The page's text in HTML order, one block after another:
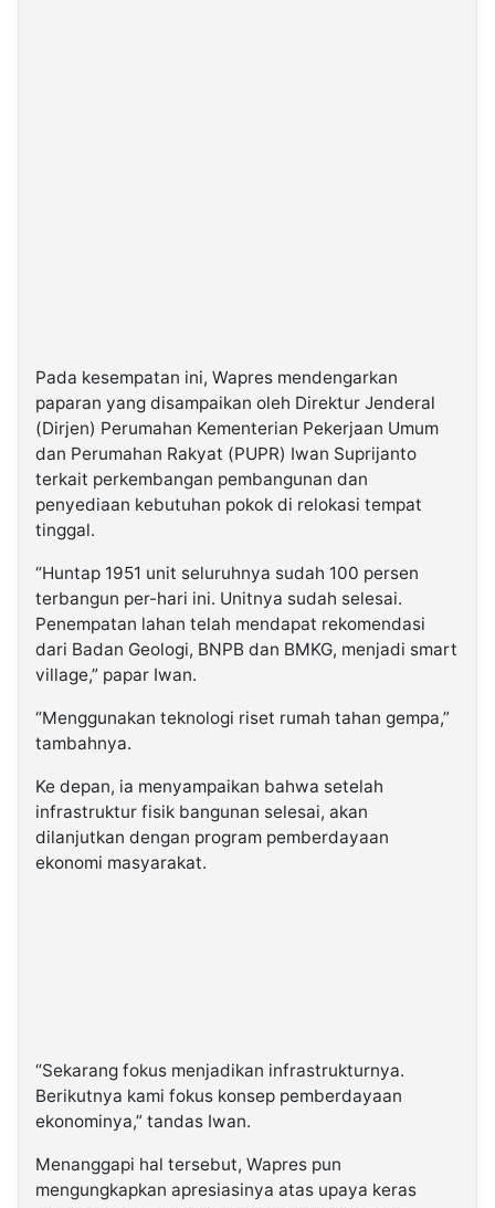
Pada kesempatan ini, Wapres mendengarkan
paparan yang disampaikan oleh Direktur Jenderal
(Dirjen) Perumahan Kementerian Pekerjaan Umum
dan Perumahan Rakyat (PUPR) Iwan Suprijanto
terkait perkembangan pembangunan dan
penyediaan kebutuhan pokok di relokasi tempat
tinggal.
“Huntap 1951 unit seluruhnya sudah 100 persen
terbangun per-hari ini. Unitnya sudah selesai.
Penempatan lahan telah mendapat rekomendasi
dari Badan Geologi, BNPB dan BMKG, menjadi smart
village,” papar Iwan.
“Menggunakan teknologi riset rumah tahan gempa,”
tambahnya.
Ke depan, ia menyampaikan bahwa setelah
infrastruktur fisik bangunan selesai, akan
dilanjutkan dengan program pemberdayaan
ekonomi masyarakat.
“Sekarang fokus menjadikan infrastrukturnya.
Berikutnya kami fokus konsep pemberdayaan
ekonominya,” tandas Iwan.
Menanggapi hal tersebut, Wapres pun
mengungkapkan apresiasinya atas upaya keras